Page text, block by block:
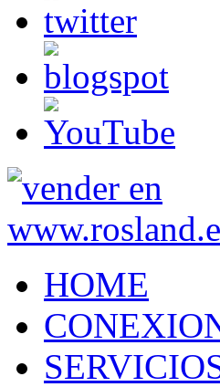
HOME